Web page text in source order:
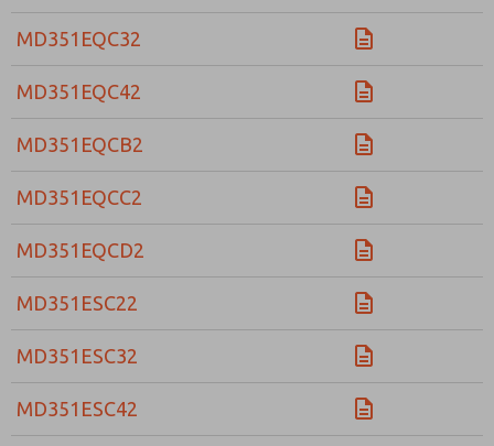
MD351EQC32
MD351EQC42
MD351EQCB2
MD351EQCC2
MD351EQCD2
MD351ESC22
MD351ESC32
MD351ESC42